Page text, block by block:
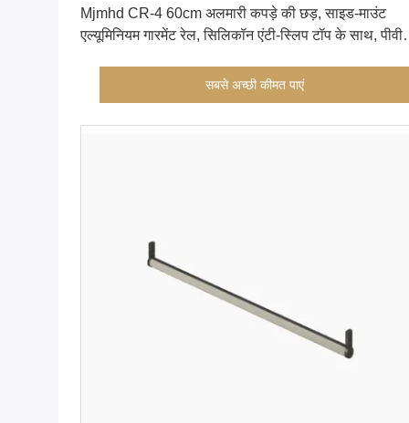
Mjmhd CR-4 60cm अलमारी कपड़े की छड़, साइड-माउंट
एल्यूमिनियम गारमेंट रेल, सिलिकॉन एंटी-स्लिप टॉप के साथ,
सबसे अच्छी कीमत पाएं